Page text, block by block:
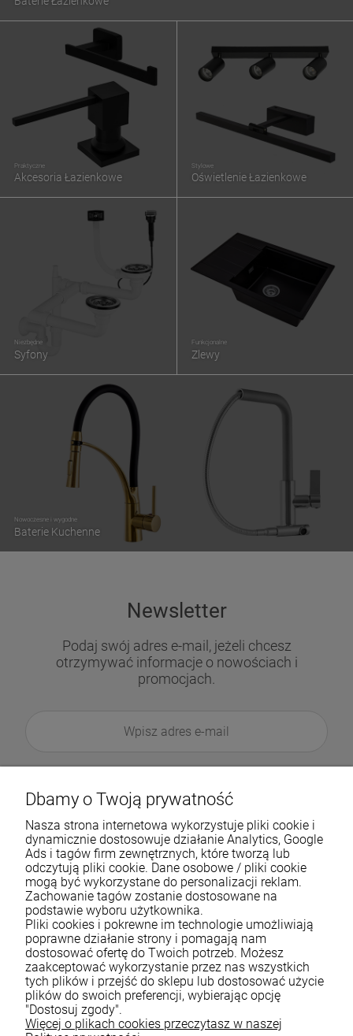
Praktyczne
Akcesoria Łazienkowe
Stylowe
Oświetlenie Łazienkowe
Nowoczesne i wygodne
Baterie Kuchenne
Niezbędne
Syfony
Funkcjonalne
Zlewy
Newsletter
Podaj swój adres e-mail, jeżeli chcesz
otrzymywać informacje o nowościach i
promocjach.
Pomoc
Moje konto
Płatności i dostawa
Informacje
Dbamy o Twoją prywatność
Nasza strona internetowa wykorzystuje pliki cookie i
dynamicznie dostosowuje działanie Analytics, Google
Ads i tagów firm zewnętrznych, które tworzą lub
odczytują pliki cookie. Dane osobowe / pliki cookie
mogą być wykorzystane do personalizacji reklam.
Zachowanie tagów zostanie dostosowane na
podstawie wyboru użytkownika.
Pliki cookies i pokrewne im technologie umożliwiają
poprawne działanie strony i pomagają nam
dostosować ofertę do Twoich potrzeb. Możesz
zaakceptować wykorzystanie przez nas wszystkich
tych plików i przejść do sklepu lub dostosować użycie
plików do swoich preferencji, wybierając opcję
"Dostosuj zgody".
Więcej o plikach cookies przeczytasz w naszej